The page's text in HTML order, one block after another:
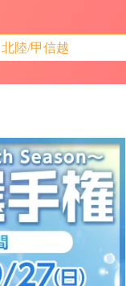
北陸/甲信越